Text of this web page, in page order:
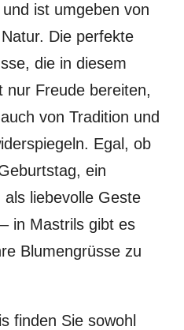
ist umgeben von
Die perfekte
die in diesem
nur Freude bereiten,
von Tradition und
Egal, ob
ein
liebevolle Geste
in Mastrils gibt es
Blumengrüsse zu
finden Sie sowohl